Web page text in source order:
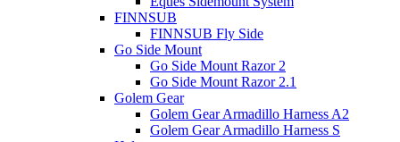
FINNSUB
FINNSUB Fly Side
Go Side Mount
Go Side Mount Razor 2
Go Side Mount Razor 2.1
Golem Gear
Golem Gear Armadillo Harness A2
Golem Gear Armadillo Harness S